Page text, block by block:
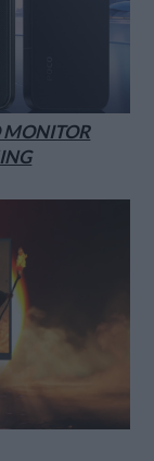
MONITOR